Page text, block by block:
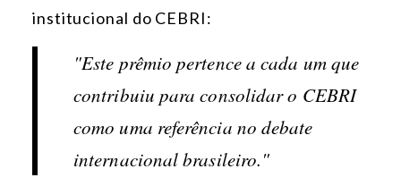
institucional do CEBRI:
"Este prêmio pertence a cada um que
contribuiu para consolidar o CEBRI
como uma referência no debate
internacional brasileiro."